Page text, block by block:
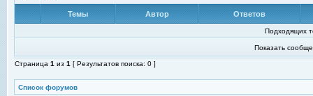
Темы Автор Ответов
Подходящих
Показать
Страница 1 из 1 [ Результатов поиска: 0 ]
Список форумов